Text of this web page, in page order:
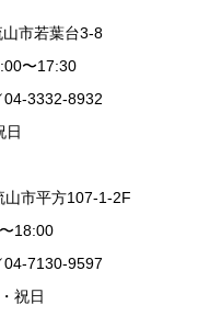
山市若葉台3-8
〜17:30
04-3332-8932
日
山市平方107-1-2F
18:00
04-7130-9597
祝日